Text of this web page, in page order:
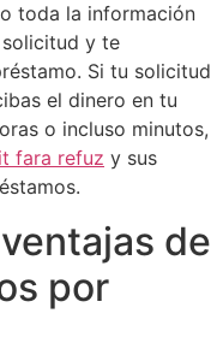
toda la información
solicitud y te
Si tu solicitud
el dinero en tu
o incluso minutos,
fara refuz y sus
de
por